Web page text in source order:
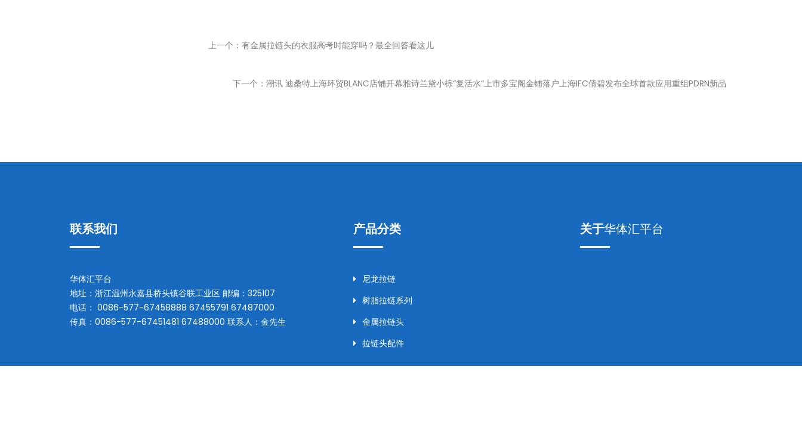
上一个：有金属拉链头的衣服高考时能穿吗？最全回答看这儿
下一个：潮讯 迪桑特上海环贸BLANC店铺开幕雅诗兰黛小棕“复活水”上市多宝阁金铺落户上海IFC倩碧发布全球首款应用重组PDRN新品
联系我们
华体汇平台
地址： 浙江温州永嘉县桥头镇谷联工业区 邮编： 325107
电话： 0086-577-67458888 67455791 67487000
传真： 0086-577-67451481 67488000 联系人： 金先生
产品分类
尼龙拉链
树脂拉链系列
金属拉链头
拉链头配件
关于华体汇平台